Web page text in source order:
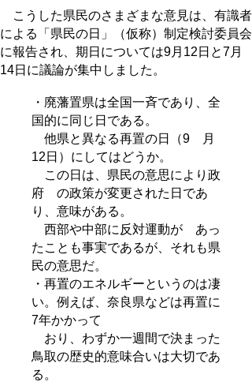
こうした県民のさまざまな意見は、有識者
による「県民の日」（仮称）制定検討委員会
に報告され、期日については9月12日と7月
14日に議論が集中しました。
・廃藩置県は全国一斉であり、全
国的に同じ日である。
他県と異なる再置の日（9 月
12日）にしてはどうか。
この日は、県民の意思により政
府 の政策が変更された日であ
り、意味がある。
西部や中部に反対運動が あっ
たことも事実であるが、それも県
民の意思だ。
・再置のエネルギーというのは凄
い。例えば、奈良県などは再置に
7年かかって
おり、わずか一週間で決まった
鳥取の歴史的意味合いは大切であ
る。